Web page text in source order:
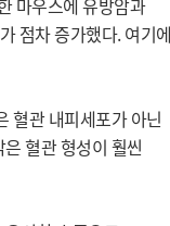
마우스에 유방암과
점차 증가했다. 여기에
혈관 내피세포가 아닌
혈관 형성이 훨씬